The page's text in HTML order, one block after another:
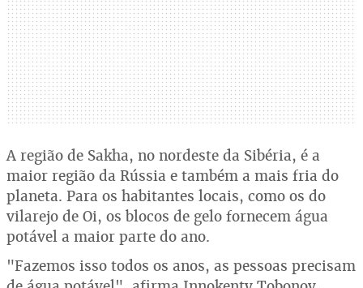
A região de Sakha, no nordeste da Sibéria, é a
maior região da Rússia e também a mais fria do
planeta. Para os habitantes locais, como os do
vilarejo de Oi, os blocos de gelo fornecem água
potável a maior parte do ano.
"Fazemos isso todos os anos, as pessoas precisam